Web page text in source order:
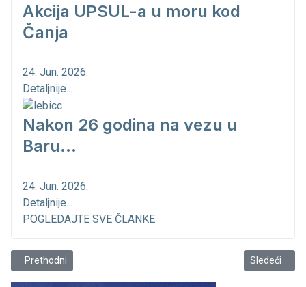
Akcija UPSUL-a u moru kod
Čanja
24. Jun. 2026.
Detaljnije...
Nakon 26 godina na vezu u
Baru...
24. Jun. 2026.
Detaljnije...
POGLEDAJTE SVE ČLANKE
Prethodni članak: Nekima to dobro zvuči!
Prethodni Sledeći
Sledeći